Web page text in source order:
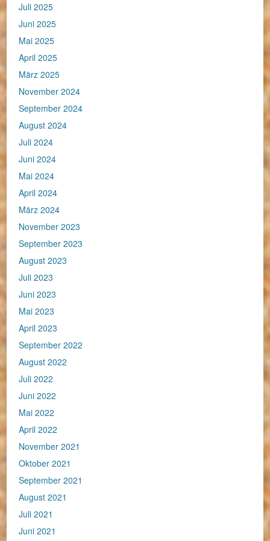
Juli 2025
Juni 2025
Mai 2025
April 2025
März 2025
November 2024
September 2024
August 2024
Juli 2024
Juni 2024
Mai 2024
April 2024
März 2024
November 2023
September 2023
August 2023
Juli 2023
Juni 2023
Mai 2023
April 2023
September 2022
August 2022
Juli 2022
Juni 2022
Mai 2022
April 2022
November 2021
Oktober 2021
September 2021
August 2021
Juli 2021
Juni 2021